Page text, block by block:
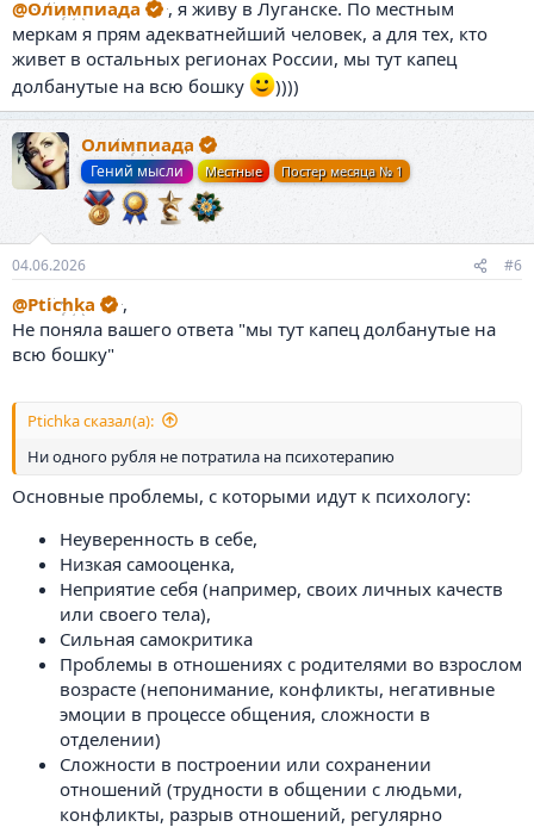
@Олимпиада
, я живу в Луганске. По местным
меркам я прям адекватнейший человек, а для тех, кто
живет в остальных регионах России, мы тут капец
долбанутые на всю бошку
))))
Олимпиада
Гений мысли Местные Постер месяца № 1
04.06.2026 #6
@Ptichka
,
Не поняла вашего ответа "мы тут капец долбанутые на
всю бошку"
Ptichka сказал(а):
Ни одного рубля не потратила на психотерапию
Основные проблемы, с которыми идут к психологу:
Неуверенность в себе,
Низкая самооценка,
Неприятие себя (например, своих личных качеств
или своего тела),
Сильная самокритика
Проблемы в отношениях с родителями во взрослом
возрасте (непонимание, конфликты, негативные
эмоции в процессе общения, сложности в
отделении)
Сложности в построении или сохранении
отношений (трудности в общении с людьми,
конфликты, разрыв отношений, регулярно